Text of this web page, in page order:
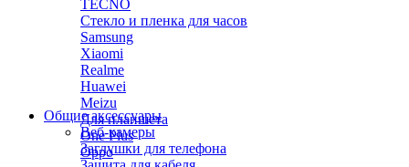
TECNO
Стекло и пленка для часов
Samsung
Xiaomi
Realme
Huawei
Meizu
Для планшета
One Plus
Oppo
Общие аксессуары
Веб-камеры
Заглушки для телефона